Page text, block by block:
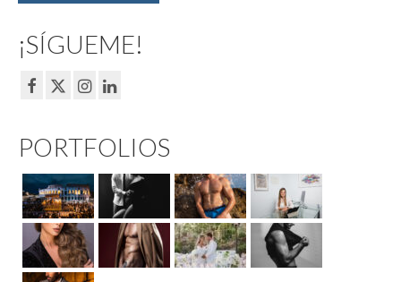
¡SÍGUEME!
PORTFOLIOS